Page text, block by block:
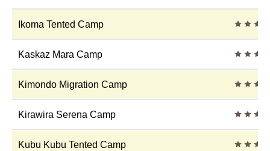
Ikoma Tented Camp 3
Kaskaz Mara Camp 3
Kimondo Migration Camp 3
Kirawira Serena Camp 3
Kubu Kubu Tented Camp 3